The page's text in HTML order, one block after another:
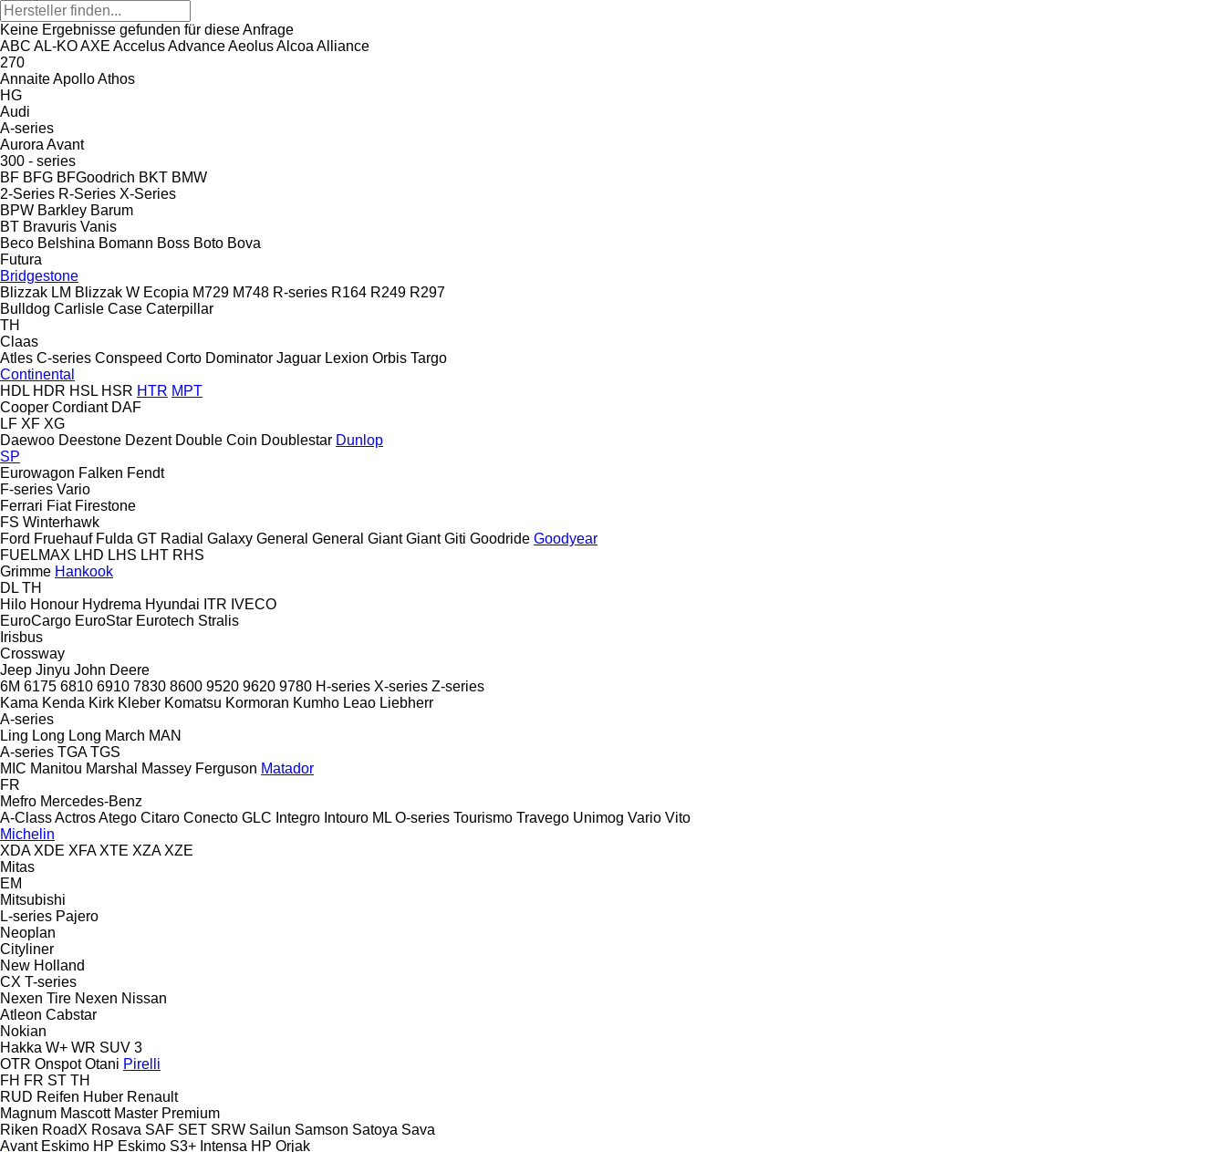
Keine Ergebnisse gefunden für diese Anfrage
ABC AL-KOAXE AccelusAdvanceAeolusAlcoa Alliance
270
AnnaiteApolloAthos
HG
Audi
A-series
Aurora Avant
300 - series
BF BFG BFGoodrich BKT BMW
2-Series R-Series X-Series
BPW Barkley Barum
BT Bravuris Vanis
Beco Belshina Bomann Boss Boto Bova
Futura
Bridgestone
Blizzak LM Blizzak W Ecopia M729 M748 R-series R164 R249 R297
Bulldog Carlisle Case Caterpillar
TH
Claas
Atles C-series Conspeed Corto Dominator Jaguar Lexion Orbis Targo
Continental
HDL HDR HSL HSR HTR MPT
Cooper Cordiant DAF
LF XF XG
Daewoo Deestone Dezent Double Coin Doublestar Dunlop
SP
Eurowagon Falken Fendt
F-series Vario
Ferrari Fiat Firestone
FS Winterhawk
Ford Fruehauf Fulda GT Radial Galaxy General General Giant Giant Giti Goodride Goodyear
FUELMAX LHD LHS LHT RHS
Grimme Hankook
DL TH
Hilo Honour Hydrema Hyundai ITR IVECO
EuroCargo EuroStar Eurotech Stralis
Irisbus
Crossway
Jeep Jinyu John Deere
6M 6175 6810 6910 7830 8600 9520 9620 9780 H-series X-series Z-series
Kama Kenda Kirk Kleber Komatsu Kormoran Kumho Leao Liebherr
A-series
Ling Long Long March MAN
A-series TGA TGS
MIC Manitou Marshal Massey Ferguson Matador
FR
Mefro Mercedes-Benz
A-ClassActrosAtego Citaro Conecto GLC Integro Intouro ML O-series Tourismo Travego Unimog Vario Vito
Michelin
XDA XDE XFA XTE XZA XZE
Mitas
EM
Mitsubishi
L-series Pajero
Neoplan
Cityliner
New Holland
CX T-series
Nexen Tire Nexen Nissan
Atleon Cabstar
Nokian
Hakka W+ WR SUV 3
OTR Onspot Otani Pirelli
FH FR ST TH
RUD Reifen Huber Renault
Magnum Mascott Master Premium
Riken RoadX Rosava SAF SET SRW Sailun Samson Satoya Sava
Avant Eskimo HP Eskimo S3+ Intensa HP Orjak